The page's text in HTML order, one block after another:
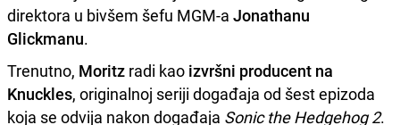
direktora u bivšem šefu MGM-a Jonathanu
Glickmanu.
Trenutno, Moritz radi kao izvršni producent na
Knuckles, originalnoj seriji događaja od šest epizoda
koja se odvija nakon događaja Sonic the Hedgehog 2.